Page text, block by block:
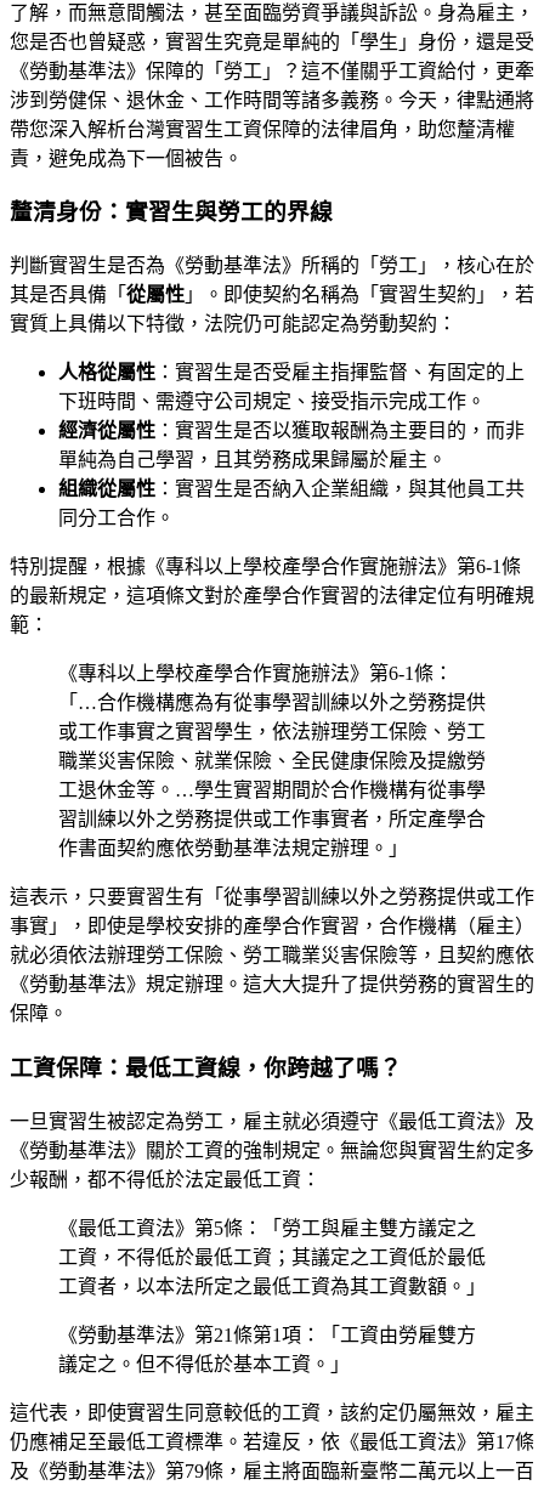
了解，而無意間觸法，甚至面臨勞資爭議與訴訟。身為雇主，
您是否也曾疑惑，實習生究竟是單純的「學生」身份，還是受
《勞動基準法》保障的「勞工」？這不僅關乎工資給付，更牽
涉到勞健保、退休金、工作時間等諸多義務。今天，律點通將
帶您深入解析台灣實習生工資保障的法律眉角，助您釐清權
責，避免成為下一個被告。
釐清身份：實習生與勞工的界線
判斷實習生是否為《勞動基準法》所稱的「勞工」，核心在於
其是否具備「 從屬性 」。即使契約名稱為「實習生契約」，若
實質上具備以下特徵，法院仍可能認定為勞動契約：
人格從屬性 ：實習生是否受雇主指揮監督、有固定的上
下班時間、需遵守公司規定、接受指示完成工作。
經濟從屬性 ：實習生是否以獲取報酬為主要目的，而非
單純為自己學習，且其勞務成果歸屬於雇主。
組織從屬性 ：實習生是否納入企業組織，與其他員工共
同分工合作。
特別提醒，根據《專科以上學校產學合作實施辦法》第6-1條
的最新規定，這項條文對於產學合作實習的法律定位有明確規
範：
《專科以上學校產學合作實施辦法》第6-1條：
「…合作機構應為有從事學習訓練以外之勞務提供
或工作事實之實習學生，依法辦理勞工保險、勞工
職業災害保險、就業保險、全民健康保險及提繳勞
工退休金等。…學生實習期間於合作機構有從事學
習訓練以外之勞務提供或工作事實者，所定產學合
作書面契約應依勞動基準法規定辦理。」
這表示，只要實習生有「從事學習訓練以外之勞務提供或工作
事實」，即使是學校安排的產學合作實習，合作機構（雇主）
就必須依法辦理勞工保險、勞工職業災害保險等，且契約應依
《勞動基準法》規定辦理。這大大提升了提供勞務的實習生的
保障。
工資保障：最低工資線，你跨越了嗎？
一旦實習生被認定為勞工，雇主就必須遵守《最低工資法》及
《勞動基準法》關於工資的強制規定。無論您與實習生約定多
少報酬，都不得低於法定最低工資：
《最低工資法》第5條：「勞工與雇主雙方議定之
工資，不得低於最低工資；其議定之工資低於最低
工資者，以本法所定之最低工資為其工資數額。」
《勞動基準法》第21條第1項：「工資由勞雇雙方
議定之。但不得低於基本工資。」
這代表，即使實習生同意較低的工資，該約定仍屬無效，雇主
仍應補足至最低工資標準。若違反，依《最低工資法》第17條
及《勞動基準法》第79條，雇主將面臨新臺幣二萬元以上一百